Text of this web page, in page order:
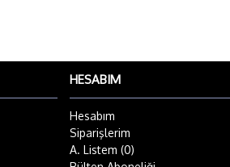
HESABIM
Hesabım
Siparişlerim
A. Listem (0)